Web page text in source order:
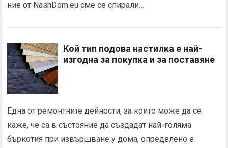
ние от NashDom.eu сме се спирали…
Кой тип подова настилка е най-
изгодна за покупка и за поставяне
Една от ремонтните дейности, за които може да се
каже, че са в състояние да създадат най-голяма
бъркотия при извършване у дома, определено е